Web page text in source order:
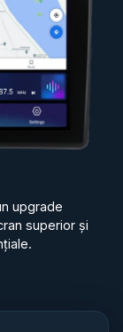
upgrade
superior și